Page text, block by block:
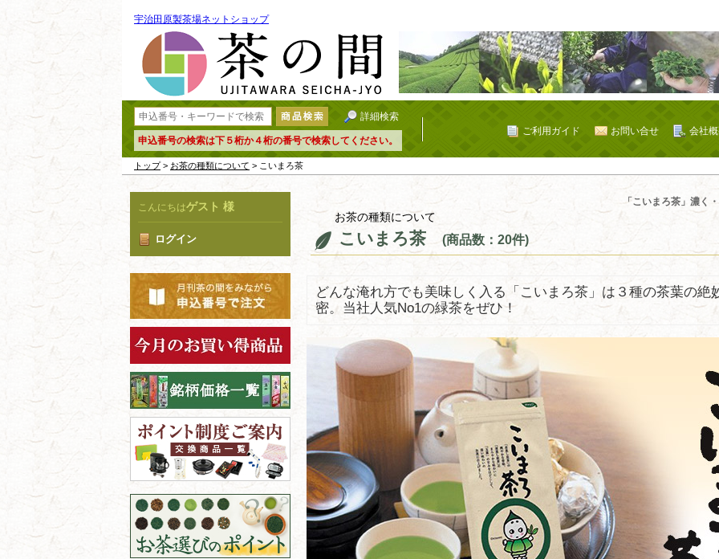
宇治田原製茶場ネットショップ
詳細検索
申込番号の検索は下５桁か４桁の番号で検索してください。
会社
お問い合せ
ご利用ガイド
トップ> お茶の種類について > こいまろ茶
こんにちはゲスト 様
ログイン
「こいまろ茶」濃く
お茶の種類について
こいまろ茶 (商品数：20件)
どんな淹れ方でも美味しく入る「こいまろ茶」は３種の茶葉の
密。当社人気No1の緑茶をぜひ！